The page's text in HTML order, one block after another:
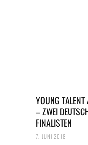
YOUNG
– ZWEI
FINALISTEN
7. JUNI 2018